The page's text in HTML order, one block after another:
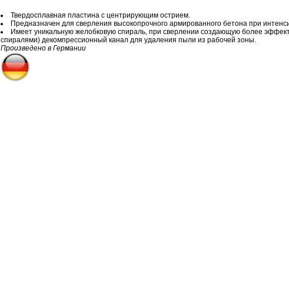
Твердосплавная пластина с центрирующим острием.
Предназначен для сверления высокопрочного армированного бетона при
Имеет уникальную желобковую спираль, при сверлении создающую более
спиралями) декомпрессионный канал для удаления пыли из рабочей зоны.
Произведено в Германии